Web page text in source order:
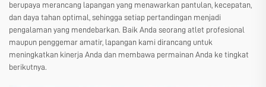
berupaya merancang lapangan yang menawarkan pantulan, kecepatan,
dan daya tahan optimal, sehingga setiap pertandingan menjadi
pengalaman yang mendebarkan. Baik Anda seorang atlet profesional
maupun penggemar amatir, lapangan kami dirancang untuk
meningkatkan kinerja Anda dan membawa permainan Anda ke tingkat
berikutnya.